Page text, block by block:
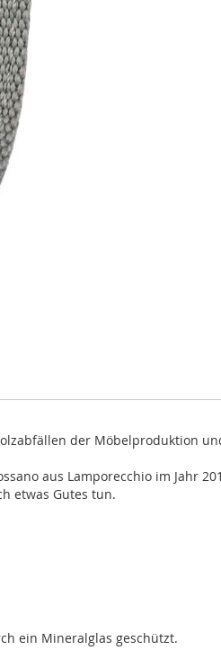
der Möbelproduktion
aus Lamporecchio im Jahr
etwas Gutes tun.
ein Mineralglas geschützt.